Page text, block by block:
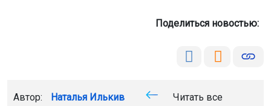
Поделиться новостью:
Автор: Наталья Илькив
Читать все